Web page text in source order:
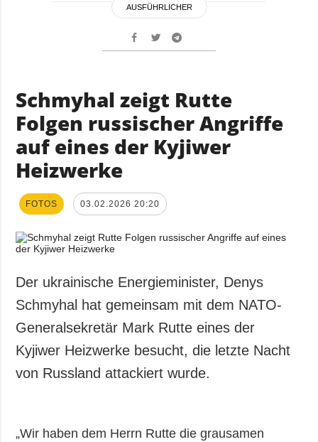
AUSFÜHRLICHER
Schmyhal zeigt Rutte
Folgen russischer Angriffe
auf eines der Kyjiwer
Heizwerke
FOTOS 03.02.2026 20:20
Der ukrainische Energieminister, Denys
Schmyhal hat gemeinsam mit dem NATO-
Generalsekretär Mark Rutte eines der
Kyjiwer Heizwerke besucht, die letzte Nacht
von Russland attackiert wurde.
„Wir haben dem Herrn Rutte die grausamen